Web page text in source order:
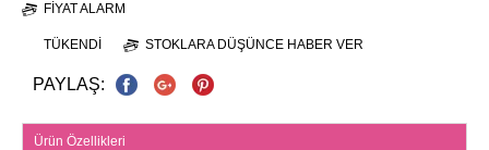
FIYAT ALARM
TÜKENDI STOKLARA DÜŞÜNCE HABER VER
PAYLAŞ:
Ürün Özellikleri